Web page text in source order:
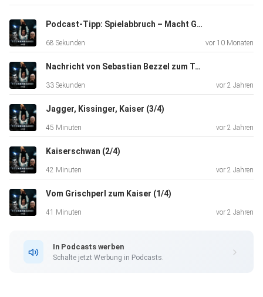
https://www.ardaudiothek.de/sendung/ball-you-need-is-
love-aus-liebe-zum-fussball/66058214/
Für "Beckenbauer" haben wir auch mit Max-Jacob Ost
gesprochen. Hier
findet ihr die Webseite von seinem crowdfinanzierten
"Rasenfunk". https://rasenfunk.de/ Rasenfunk findet ihr
außerdem
Wolfgang
Schäuble über Franz Beckenbauer. Der CDU-Politiker ist am
verstorben. Der Podcast war da schon fertig produziert.
Einen
wolfgang-schaeuble-100.html
Podcast-Tipp: Spielabbruch – Macht Gewalt den Amateurfußball kaputt?
68 Sekunden vor 10 Monaten
Nachricht von Sebastian Bezzel zum Tod von Franz Beckenbauer
33 Sekunden vor 2 Jahren
Jagger, Kissinger, Kaiser (3/4)
45 Minuten vor 2 Jahren
Kaiserschwan (2/4)
42 Minuten vor 2 Jahren
Vom Grischperl zum Kaiser (1/4)
41 Minuten vor 2 Jahren
In Podcasts werben
Schalte jetzt Werbung in Podcasts.